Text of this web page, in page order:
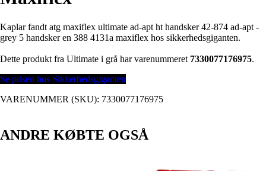
Kaplar fandt atg maxiflex ultimate ad-apt ht handsker 42-874 ad-apt -
grey 5 handsker en 388 4131a maxiflex hos sikkerhedsgiganten.
Dette produkt fra Ultimate i grå har varenummeret 7330077176975.
Se prisen hos Sikkerhedsgiganten
VARENUMMER (SKU): 7330077176975
ANDRE KØBTE OGSÅ